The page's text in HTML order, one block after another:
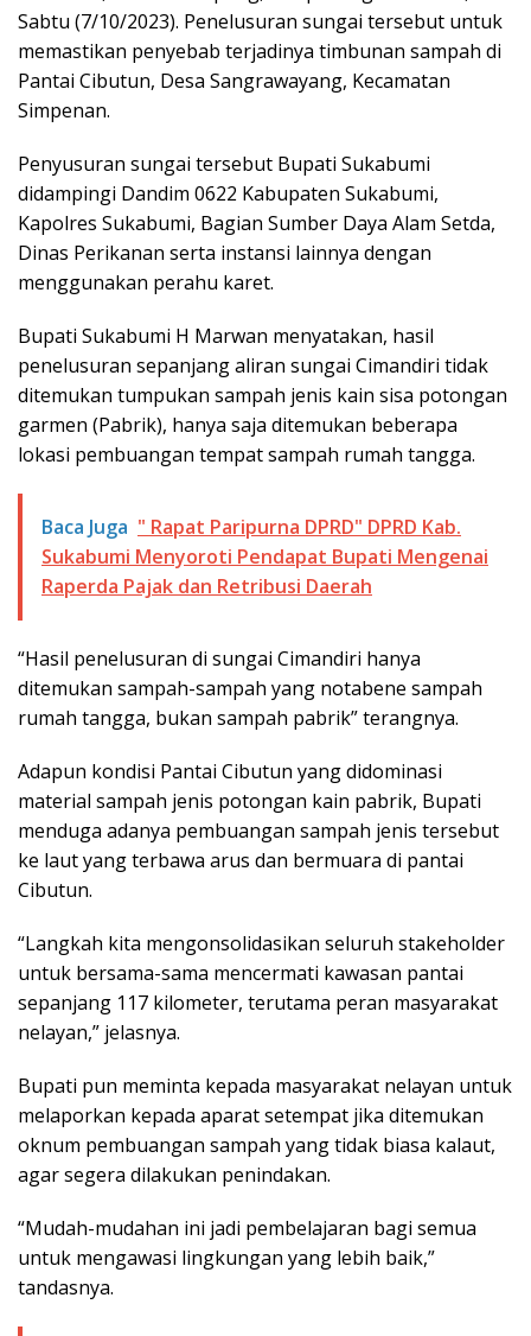
Sabtu (7/10/2023). Penelusuran sungai tersebut untuk
memastikan penyebab terjadinya timbunan sampah di
Pantai Cibutun, Desa Sangrawayang, Kecamatan
Simpenan.
Penyusuran sungai tersebut Bupati Sukabumi
didampingi Dandim 0622 Kabupaten Sukabumi,
Kapolres Sukabumi, Bagian Sumber Daya Alam Setda,
Dinas Perikanan serta instansi lainnya dengan
menggunakan perahu karet.
Bupati Sukabumi H Marwan menyatakan, hasil
penelusuran sepanjang aliran sungai Cimandiri tidak
ditemukan tumpukan sampah jenis kain sisa potongan
garmen (Pabrik), hanya saja ditemukan beberapa
lokasi pembuangan tempat sampah rumah tangga.
Baca Juga " Rapat Paripurna DPRD" DPRD Kab.
Sukabumi Menyoroti Pendapat Bupati Mengenai
Raperda Pajak dan Retribusi Daerah
“Hasil penelusuran di sungai Cimandiri hanya
ditemukan sampah-sampah yang notabene sampah
rumah tangga, bukan sampah pabrik” terangnya.
Adapun kondisi Pantai Cibutun yang didominasi
material sampah jenis potongan kain pabrik, Bupati
menduga adanya pembuangan sampah jenis tersebut
ke laut yang terbawa arus dan bermuara di pantai
Cibutun.
“Langkah kita mengonsolidasikan seluruh stakeholder
untuk bersama-sama mencermati kawasan pantai
sepanjang 117 kilometer, terutama peran masyarakat
nelayan,” jelasnya.
Bupati pun meminta kepada masyarakat nelayan untuk
melaporkan kepada aparat setempat jika ditemukan
oknum pembuangan sampah yang tidak biasa kalaut,
agar segera dilakukan penindakan.
“Mudah-mudahan ini jadi pembelajaran bagi semua
untuk mengawasi lingkungan yang lebih baik,”
tandasnya.